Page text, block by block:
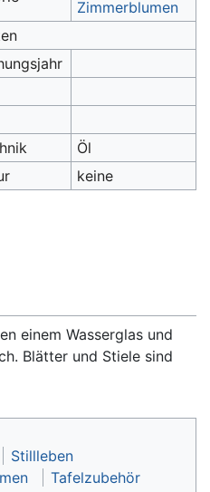
Zimmerblumen
Öl
keine
einem Wasserglas und
Blätter und Stiele sind
Stillleben
Tafelzubehör